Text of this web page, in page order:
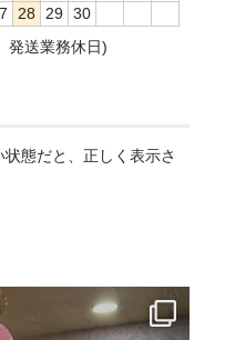
28 29
30
発送業務休日)
態だと、正しく表示さ